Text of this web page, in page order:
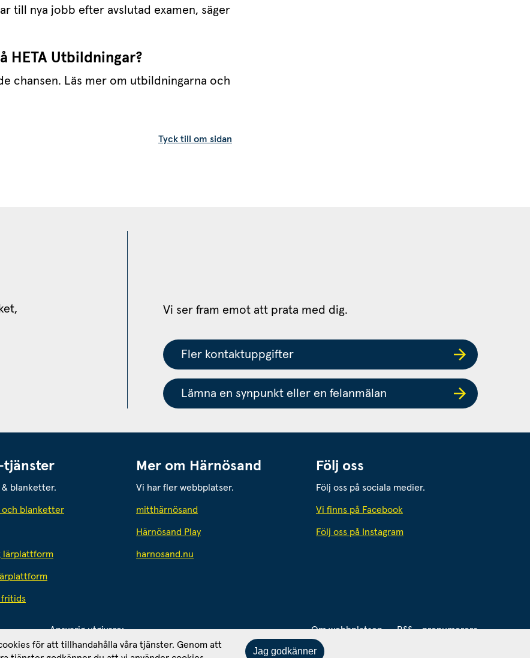
till nya jobb efter avslutad examen, säger
HETA Utbildningar?
chansen. Läs mer om utbildningarna och
webbplats.
Tyck till om sidan
Vi ser fram emot att prata med dig.
Fler kontaktuppgifter
Lämna en synpunkt eller en felanmälan
tjänster
blanketter.
blanketter
lärplattform
fritids
Mer om Härnösand
Vi har fler webbplatser.
mitthärnösand
Härnösand Play
harnosand.nu
Följ oss
Följ oss på sociala medier.
Vi finns på Facebook
Följ oss på Instagram
Ansvarig utgivare:
Kommunikationschef Tomas Wahlund
Om webbplatsen
RSS - prenumerera
för att tillhandahålla våra tjänster. Genom att
Jag godkänner